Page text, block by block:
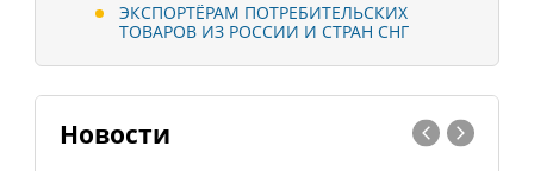
ЭКСПОРТЁРАМ ПОТРЕБИТЕЛЬСКИХ
ТОВАРОВ ИЗ РОССИИ И СТРАН СНГ
Новости